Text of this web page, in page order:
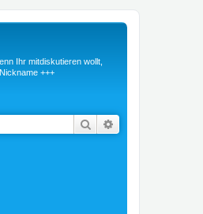
Ihr mitdiskutieren wollt,
+++
Suche